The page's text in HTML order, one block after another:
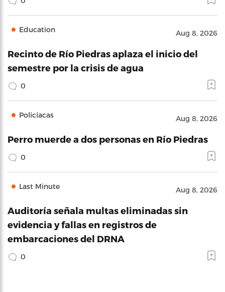
Education Aug 8, 2026
Recinto de Río Piedras aplaza el inicio del
semestre por la crisis de agua
0
Policíacas Aug 8, 2026
Perro muerde a dos personas en Río Piedras
0
Last Minute Aug 8, 2026
Auditoría señala multas eliminadas sin
evidencia y fallas en registros de
embarcaciones del DRNA
0